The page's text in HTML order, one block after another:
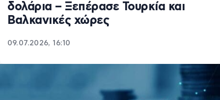
δολάρια – Ξεπέρασε Τουρκία και
Βαλκανικές χώρες
09.07.2026, 16:10